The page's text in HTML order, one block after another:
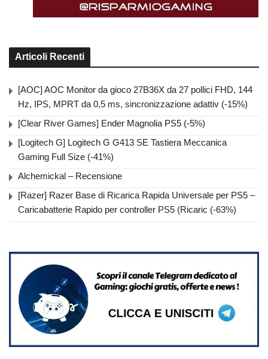
Articoli Recenti
[AOC] AOC Monitor da gioco 27B36X da 27 pollici FHD, 144
Hz, IPS, MPRT da 0,5 ms, sincronizzazione adattiv (-15%)
[Clear River Games] Ender Magnolia PS5 (-5%)
[Logitech G] Logitech G G413 SE Tastiera Meccanica
Gaming Full Size (-41%)
Alchemickal – Recensione
[Razer] Razer Base di Ricarica Rapida Universale per PS5 –
Caricabatterie Rapido per controller PS5 (Ricaric (-63%)